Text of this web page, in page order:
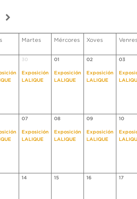
Martes Mércores Xoves
30
Exposición
LALIQUE
01
Exposición
LALIQUE
02
Exposición
LALIQUE
03
07
Exposición
LALIQUE
08
Exposición
LALIQUE
09
Exposición
LALIQUE
10
14 15 16 17